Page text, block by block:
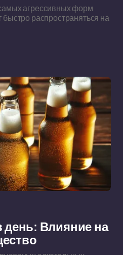
агрессивных форм
распространяться на
день: Влияние на